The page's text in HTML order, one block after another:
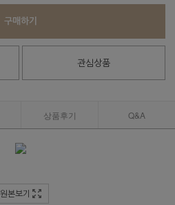
구매하기
관심상품
상품후기 Q&A
원본보기